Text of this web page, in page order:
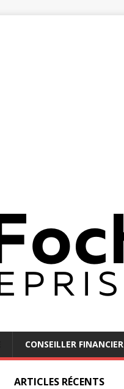
CONSEILLER FINANCIER
ARTICLES RÉCENTS